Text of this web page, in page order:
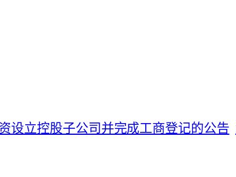
设立控股子公司并完成工商登记的公告